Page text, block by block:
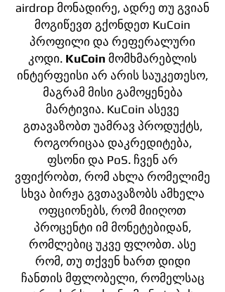
airdrop მონადირე, ადრე თუ გვიან
მოგიწევთ გქონდეთ KuCoin
პროფილი და რეფერალური
კოდი. KuCoin მომხმარებლის
ინტერფეისი არ არის საუკეთესო,
მაგრამ მისი გამოყენება
მარტივია. KuCoin ასევე
გთავაზობთ უამრავ პროდუქტს,
როგორიცაა დაკრედიტება,
ფსონი და PoS. ჩვენ არ
ვფიქრობთ, რომ ახლა რომელიმე
სხვა ბირჟა გვთავაზობს ამხელა
ოფციონებს, რომ მიიღოთ
პროცენტი იმ მონეტებიდან,
რომლებიც უკვე ფლობთ. ასე
რომ, თუ თქვენ ხართ დიდი
ჩანთის მფლობელი, რომელსაც